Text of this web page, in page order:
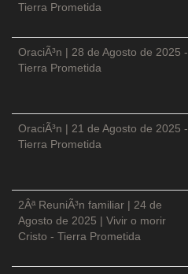
Tierra Prometida
OraciÃ³n | 28 de Agosto de 2025 -
Tierra Prometida
OraciÃ³n | 21 de Agosto de 2025 -
Tierra Prometida
2Âª ReuniÃ³n familiar | 24 de
Agosto de 2025 | Vivir o morir
Cristo - Tierra Prometida